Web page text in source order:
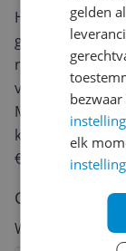
Heb jij dit
geven? Start
review.
van een review
Met jouw
keuze te maken
€250,-!
Klik
Cijfer
Welk cijfer geef
gelden
elk